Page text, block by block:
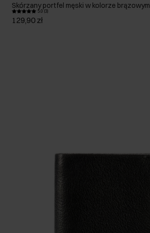
Skórzany portfel męski w kolorze brązowym
5.0 (3)
129,90 zł